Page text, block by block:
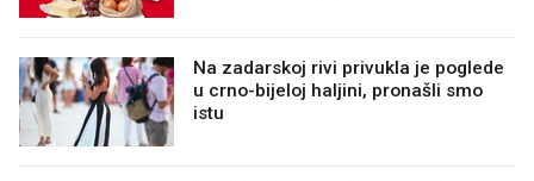
Na zadarskoj rivi privukla je poglede
u crno-bijeloj haljini, pronašli smo
istu